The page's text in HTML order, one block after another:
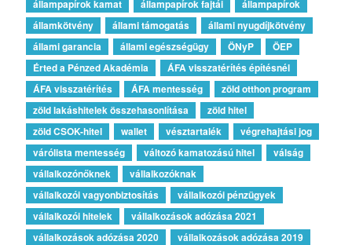
állampapírok kamat
állampapírok fajtái
állampapírok
államkötvény
állami támogatás
állami nyugdíjkötvény
állami garancia
állami egészségügy ÖNyP
ÖEP
Érted a Pénzed Akadémia
ÁFA visszatérítés építésnél
ÁFA visszatérítés
ÁFA mentesség
zöld otthon program
zöld lakáshitelek összehasonlítása
zöld hitel
zöld CSOK-hitel
wallet vésztartalék
végrehajtási jog
várólista mentesség
változó kamatozású hitel
válság
vállalkozónőknek
vállalkozóknak
vállalkozói vagyonbiztosítás
vállalkozói pénzügyek
vállalkozói hitelek
vállalkozások adózása 2021
vállalkozások adózása 2020
vállalkozások adózása 2019